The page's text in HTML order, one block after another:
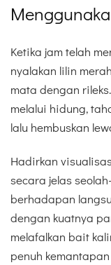
Ketika jam telah
nyalakan lilin
mata dengan
melalui hidung,
lalu hembuskan
Hadirkan
secara jelas
berhadapan
dengan kuatnya
melafalkan bait
penuh